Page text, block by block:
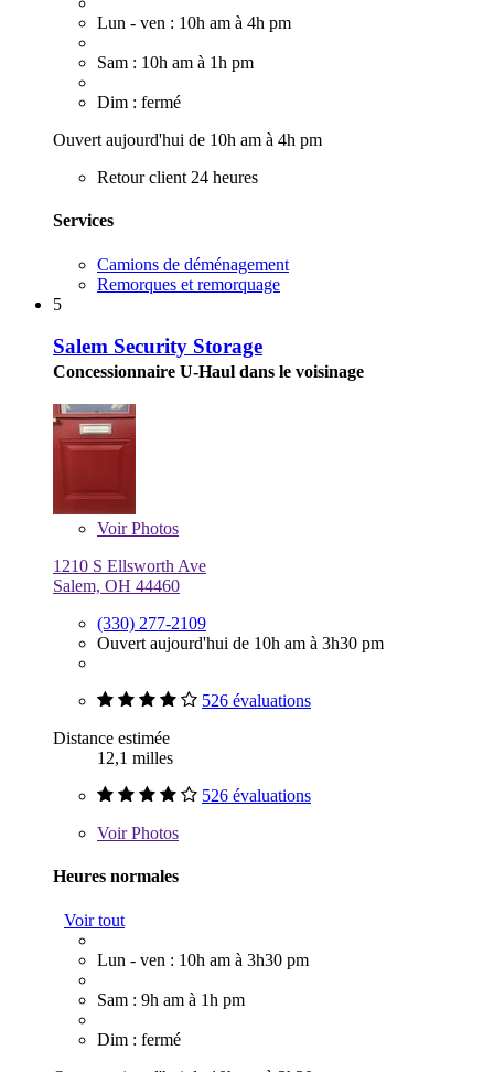
Lun - ven : 10h am à 4h pm
Sam : 10h am à 1h pm
Dim : fermé
Ouvert aujourd'hui de 10h am à 4h pm
Retour client 24 heures
Services
Camions de déménagement
Remorques et remorquage
5
Salem Security Storage
Concessionnaire U-Haul dans le voisinage
VoirPhotos
1210 S Ellsworth Ave
Salem, OH 44460
(330) 277-2109
Ouvert aujourd'hui de 10h am à 3h30 pm
526 évaluations
Distance estimée
12,1 milles
526 évaluations
VoirPhotos
Heures normales
Voir tout
Lun - ven : 10h am à 3h30 pm
Sam : 9h am à 1h pm
Dim : fermé